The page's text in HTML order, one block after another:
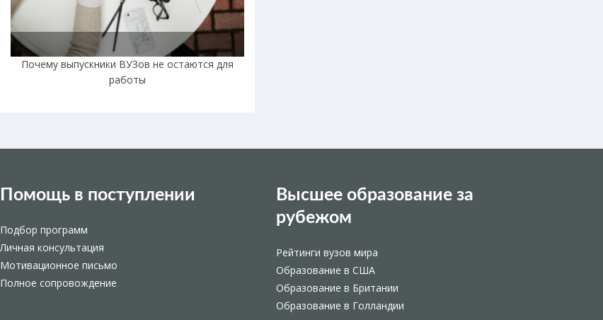
Почему выпускники ВУЗов не остаются для
работы
Помощь в поступлении
Подбор программ
Личная консультация
Мотивационное письмо
Полное сопровождение
Высшее образование за
рубежом
Рейтинги вузов мира
Образование в США
Образование в Британии
Образование в Голландии